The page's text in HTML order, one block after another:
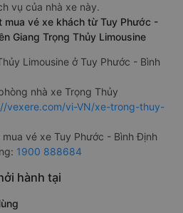
vụ của nhà xe này.
mua vé xe khách từ Tuy Phước -
Giang Trọng Thủy Limousine
Limousine ở Tuy Phước - Bình
nhà xe Trọng Thủy
vexere.com/vi-VN/xe-trong-thuy-
vé xe Tuy Phước - Bình Định
1900 888684
hành tại